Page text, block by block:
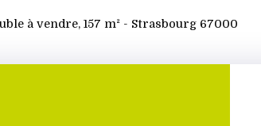
à vendre, 157 m² - Strasbourg 67000